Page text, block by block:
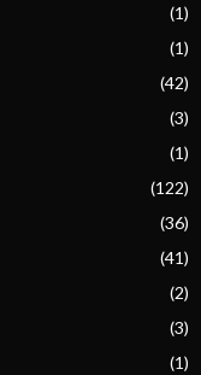
(1)
(1)
(42)
(3)
(1)
(122)
(36)
(41)
(2)
(3)
(1)